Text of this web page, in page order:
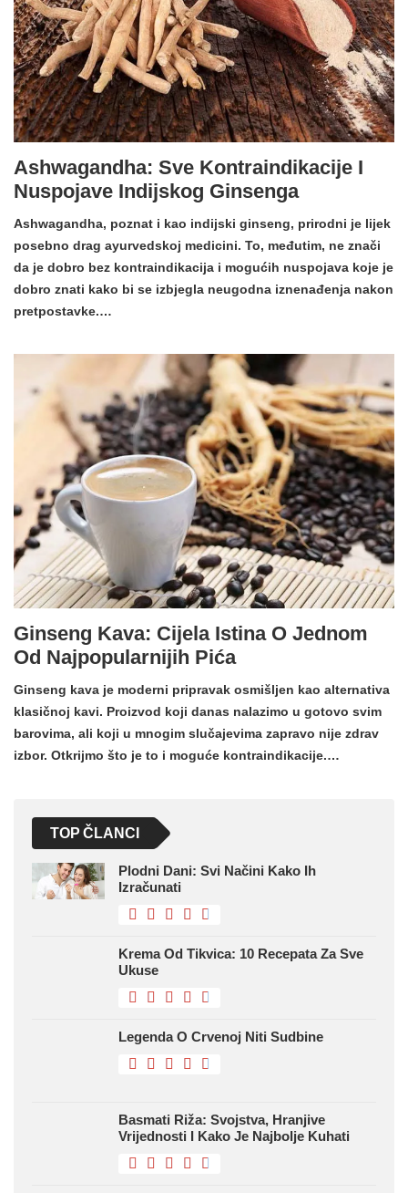
Ashwagandha: Sve Kontraindikacije I
Nuspojave Indijskog Ginsenga
Ashwagandha, poznat i kao indijski ginseng, prirodni je lijek
posebno drag ayurvedskoj medicini. To, međutim, ne znači
da je dobro bez kontraindikacija i mogućih nuspojava koje je
dobro znati kako bi se izbjegla neugodna iznenađenja nakon
pretpostavke.…
Ginseng Kava: Cijela Istina O Jednom
Od Najpopularnijih Pića
Ginseng kava je moderni pripravak osmišljen kao alternativa
klasičnoj kavi. Proizvod koji danas nalazimo u gotovo svim
barovima, ali koji u mnogim slučajevima zapravo nije zdrav
izbor. Otkrijmo što je to i moguće kontraindikacije.…
TOP ČLANCI
Plodni Dani: Svi Načini Kako Ih
Izračunati
Krema Od Tikvica: 10 Recepata Za Sve
Ukuse
Legenda O Crvenoj Niti Sudbine
Basmati Riža: Svojstva, Hranjive
Vrijednosti I Kako Je Najbolje Kuhati